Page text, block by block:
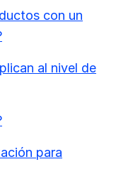
con un
al nivel de
para